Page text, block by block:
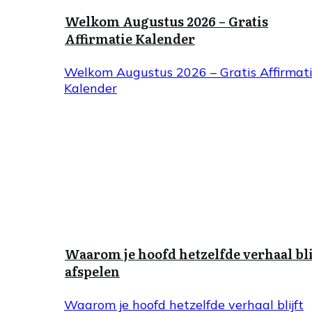
Welkom Augustus 2026 – Gratis
Affirmatie Kalender
Welkom Augustus 2026 – Gratis
Kalender
Waarom je hoofd hetzelfde verhaal
afspelen
Waarom je hoofd hetzelfde verhaal blijft